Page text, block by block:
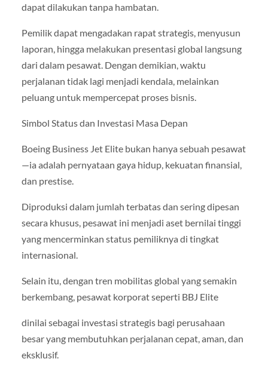
dapat dilakukan tanpa hambatan.
Pemilik dapat mengadakan rapat strategis, menyusun
laporan, hingga melakukan presentasi global langsung
dari dalam pesawat. Dengan demikian, waktu
perjalanan tidak lagi menjadi kendala, melainkan
peluang untuk mempercepat proses bisnis.
Simbol Status dan Investasi Masa Depan
Boeing Business Jet Elite bukan hanya sebuah pesawat
—ia adalah pernyataan gaya hidup, kekuatan finansial,
dan prestise.
Diproduksi dalam jumlah terbatas dan sering dipesan
secara khusus, pesawat ini menjadi aset bernilai tinggi
yang mencerminkan status pemiliknya di tingkat
internasional.
Selain itu, dengan tren mobilitas global yang semakin
berkembang, pesawat korporat seperti BBJ Elite
dinilai sebagai investasi strategis bagi perusahaan
besar yang membutuhkan perjalanan cepat, aman, dan
eksklusif.